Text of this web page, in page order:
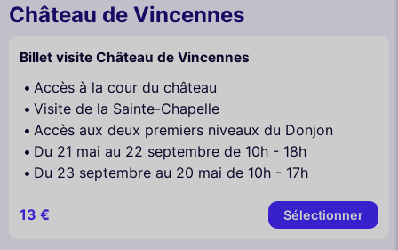
Château de Vincennes
Billet visite Château de Vincennes
Accès à la cour du château
Visite de la Sainte-Chapelle
Accès aux deux premiers niveaux du Donjon
Du 21 mai au 22 septembre de 10h - 18h
Du 23 septembre au 20 mai de 10h - 17h
13 € Sélectionner